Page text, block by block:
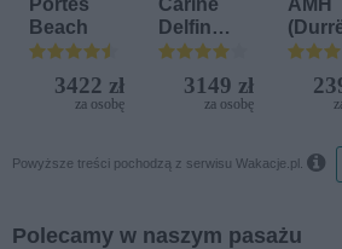
Portes
Beach
3422 zł
za osobę
Carine
Delfin
Bijela (ex.
Iberostar
Bijela
3149 zł
za osobę
AMH
Powyższe treści pochodzą z serwisu Wakacje.pl. 
Polecamy w naszym pasażu